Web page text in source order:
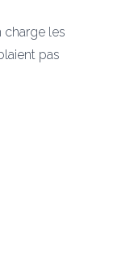
charge les
pas